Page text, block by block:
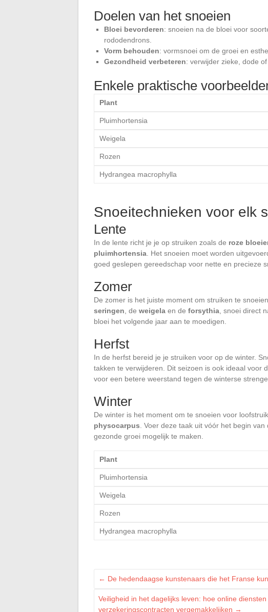
Doelen van het snoeien
Bloei bevorderen: snoeien na de bloei voor
rododendrons.
Vorm behouden: vormsnoei om de groei en
Gezondheid verbeteren: verwijder zieke, dode
Enkele praktische
Plant
Pluimhortensia
Weigela
Rozen
Hydrangea macrophylla
Snoeitechnieken voor elk
Lente
In de lente richt je je op struiken zoals de roze
pluimhortensia . Het snoeien moet worden
goed geslepen gereedschap voor nette en precieze
Zomer
De zomer is het juiste moment om struiken te
seringen , de weigela en de forsythia , snoei direct
bloei het volgende jaar aan te moedigen.
Herfst
In de herfst bereid je je struiken voor op de winter.
takken te verwijderen. Dit seizoen is ook ideaal voor
voor een betere weerstand tegen de winterse
Winter
De winter is het moment om te snoeien voor
physocarpus . Voer deze taak uit vóór het begin
gezonde groei mogelijk te maken.
Plant
Pluimhortensia
Weigela
Rozen
Hydrangea macrophylla
← De hedendaagse kunstenaars die het Franse
Veiligheid in het dagelijks leven: hoe online
verzekeringscontracten vergemakkelijken →